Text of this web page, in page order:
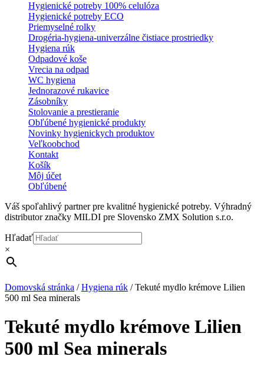
Hygienické potreby 100% celulóza
Hygienické potreby ECO
Priemyselné rolky
Drogéria-hygiena-univerzálne čistiace prostriedky
Hygiena rúk
Odpadové koše
Vrecia na odpad
WC hygiena
Jednorazové rukavice
Zásobníky
Stolovanie a prestieranie
Obľúbené hygienické produkty
Novinky hygienickych produktov
Veľkoobchod
Kontakt
Košík
Môj účet
Obľúbené
Váš spoľahlivý partner pre kvalitné hygienické potreby. Výhradný
distributor značky MILDI pre Slovensko ZMX Solution s.r.o.
Hľadať
×
Domovská stránka /Hygiena rúk /Tekuté mydlo krémove Lilien
500 ml Sea minerals
Tekuté mydlo krémove Lilien
500 ml Sea minerals